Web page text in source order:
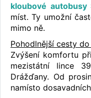
kloubové autobusy
míst. Ty umožní
mimo ně.
Pohodlnější cesty
Zvýšení komfortu
mezistátní lince
Drážďany. Od
namísto